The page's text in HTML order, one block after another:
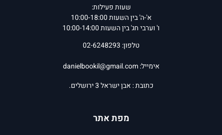
שעות פעילות:
א'-ה' בין השעות 10:00-18:00
ו' וערבי חג' בין השעות 10:00-14:00
טלפון: 02-6248293
אימייל:danielbookil@gmail.com
כתובת : אבן ישראל 3 ירושלים.
מפת אתר